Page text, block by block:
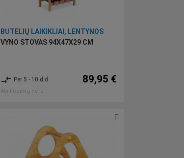
BUTELIŲ LAIKIKLIAI, LENTYNOS
VYNO STOVAS 94X47X29 CM
compare_arrows Per 5 - 10 d.d.
Atsiliepimų nėra
89,95 €